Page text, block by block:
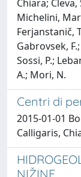
Chiara; Cleva,
Michelini,
Ferjanstanič,
Gabrovsek,
Sossi, P.;
A.; Mori, N.
Centri di
2015-01-01
Calligaris,
NIŽINE